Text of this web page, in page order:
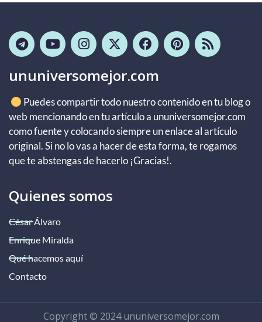
ununiversomejor.com
Puedes compartir todo nuestro contenido en tu blog o
web mencionando en tu artículo a ununiversomejor.com
como fuente y colocando siempre un enlace al artículo
original. Si no lo vas a hacer de esta forma, te rogamos
que te abstengas de hacerlo ¡Gracias!.
Quienes somos
César Álvaro
Enrique Miralda
Qué hacemos aquí
Contacto
Copyright © 2024 ununiversomejor.com